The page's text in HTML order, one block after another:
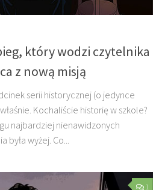
który wodzi czytelnika
z nową misją
serii historycznej (o jedynce
Kochaliście historię w szkole?
najbardziej nienawidzonych
wyżej. Co...
1